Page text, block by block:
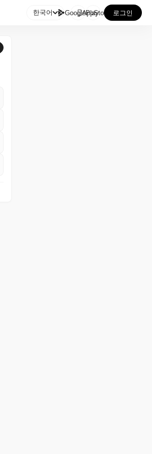
한국어 GooglePlay
AppStore 로그인